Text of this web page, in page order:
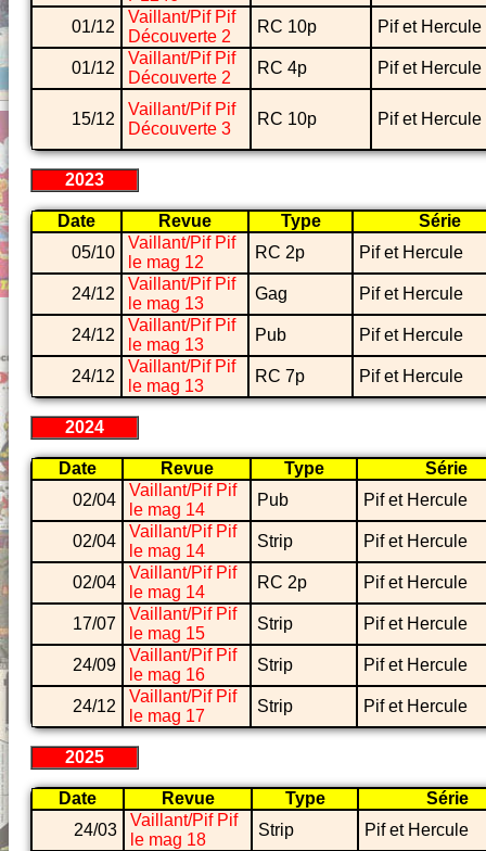
01/12
Vaillant/Pif Pif
Découverte 2
RC 10p Pif et Hercule
01/12
Vaillant/Pif Pif
Découverte 2
RC 4p Pif et Hercule
15/12
Vaillant/Pif Pif
Découverte 3
RC 10p Pif et Hercule
2023
Date Revue Type
Série
05/10
Vaillant/Pif Pif
le mag 12
RC 2p Pif et Hercule
24/12
Vaillant/Pif Pif
le mag 13
Gag Pif et Hercule
24/12
Vaillant/Pif Pif
le mag 13
Pub Pif et Hercule
24/12
Vaillant/Pif Pif
le mag 13
RC 7p Pif et Hercule
2024
Date Revue Type
Série
02/04
Vaillant/Pif Pif
le mag 14
Pub Pif et Hercule
02/04
Vaillant/Pif Pif
le mag 14
Strip Pif et Hercule
02/04
Vaillant/Pif Pif
le mag 14
RC 2p Pif et Hercule
17/07
Vaillant/Pif Pif
le mag 15
Strip Pif et Hercule
24/09
Vaillant/Pif Pif
le mag 16
Strip Pif et Hercule
24/12
Vaillant/Pif Pif
le mag 17
Strip Pif et Hercule
2025
Date Revue Type
Série
24/03
Vaillant/Pif Pif
le mag 18
Strip Pif et Hercule